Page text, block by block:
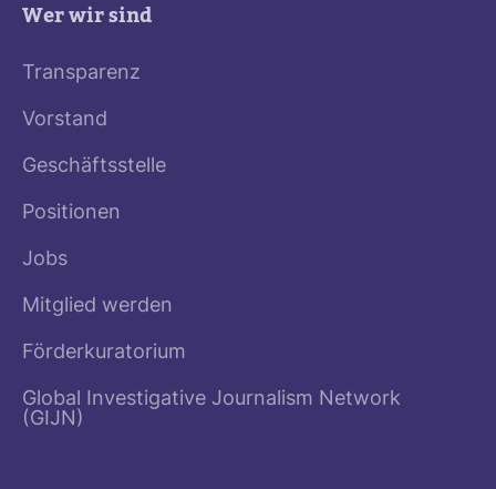
Wer wir sind
Transparenz
Vorstand
Geschäftsstelle
Positionen
Jobs
Mitglied werden
Förderkuratorium
Global Investigative Journalism Network
(GIJN)